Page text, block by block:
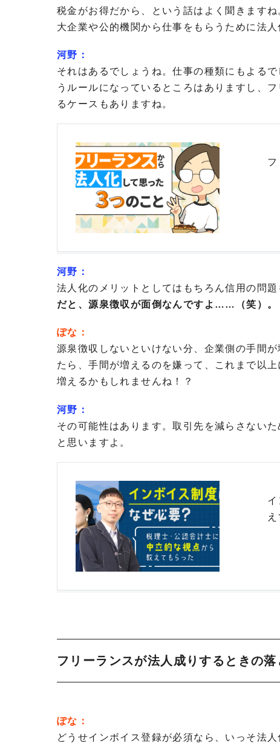
税金がお得だから、という話はよく聞きます
大企業や公的機関から仕事をもらうために法人
河野：
それはあるでしょうね。仕事の種類にもよる
うルールになっているところはありますし、
るケースもありますね。
河野：
法人化のメリットとしてはもちろん信用の問
だと、源泉徴収が面倒なんですよ……（笑）。
ぽな：
源泉徴収しないといけない分、企業側の手間
たら、手間が増えるのを嫌って、これまで以
増えるかもしれませんね！？
河野：
その可能性はあります。取引先を減らさない
と思いますよ。
イ
フリーランスが法人成りするときの落
ぽな：
どうせインボイス登録が必須なら、いっそ法